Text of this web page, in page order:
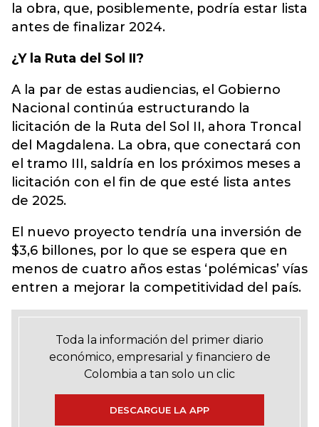
la obra, que, posiblemente, podría estar lista
antes de finalizar 2024.
¿Y la Ruta del Sol II?
A la par de estas audiencias, el Gobierno
Nacional continúa estructurando la
licitación de la Ruta del Sol II, ahora Troncal
del Magdalena. La obra, que conectará con
el tramo III, saldría en los próximos meses a
licitación con el fin de que esté lista antes
de 2025.
El nuevo proyecto tendría una inversión de
$3,6 billones, por lo que se espera que en
menos de cuatro años estas ‘polémicas’ vías
entren a mejorar la competitividad del país.
Toda la información del primer diario
económico, empresarial y financiero de
Colombia a tan solo un clic
DESCARGUE LA APP